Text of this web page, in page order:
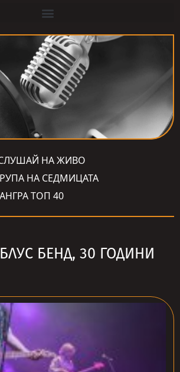
НА ЖИВО
НА СЕДМИЦАТА
ТОП 40
БЕНД, 30 ГОДИНИ